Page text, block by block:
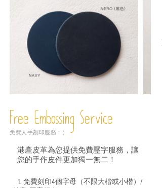
Free Embossing Service
免費人手刻印服務：）
港產皮革為您提供免費壓字服務，讓
您的手作皮件更加獨一無二！
1. 免費刻印4個字母（不限大楷或小楷）/